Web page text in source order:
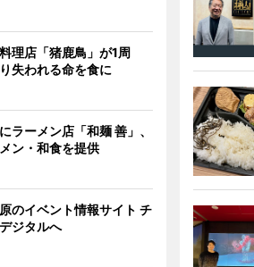
理店「猪鹿鳥」が1周
失われる命を食に
ラーメン店「和麺 善」、
ン・和食を提供
のイベント情報サイト チ
ジタルへ